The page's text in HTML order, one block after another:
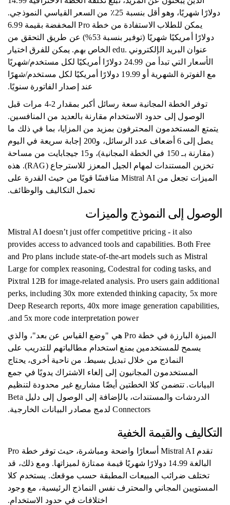
دولارًا شهريًا، وهو أقل بنسبة 25٪ من السعر القياسي النموذجي.
يمكن للطلاب الاستفادة من خطة Pro المخفضة بقيمة 6.99
دولارًا أمريكيًا شهريًا (توفير بنسبة 53%) عن طريق التحقق من
عنوان البريد الإلكتروني .edu الخاص بهم. يمكن للفرق اختيار
الأسعار التي تبدأ من 24.99 دولارًا أمريكيًا لكل مستخدم/شهريًا
مع الفوترة الشهرية أو 19.99 دولارًا أمريكيًا لكل مستخدم/شهرًا
عند إصدار الفاتورة سنويًا.
توفر الخطة المجانية سعة رسائل أكبر بمقدار 2-4 مرات قبل
الوصول إلى حدود الاستخدام مقارنة بالعديد من المنافسين.
يتمتع المستخدمون المحترفون بمزيد من المزايا، بما في ذلك ما
يصل إلى 6 أضعاف عدد الرسائل، و200 إجابة سريعة في اليوم
(مقارنة بـ 150 في الخطة المجانية)، و15 جيجابايت من مساحة
تخزين المستندات لمهام الجيل المعزز للاسترجاع (RAG). هذه
الميزات تجعل من Mistral AI منافسًا قويًا من حيث القدرة على
تحمل التكاليف والوظائف.
الوصول إلى النموذج والميزات
Mistral AI doesn’t just offer competitive pricing - it also
provides access to advanced tools and capabilities. Both Free
and Pro plans include state-of-the-art models such as Mistral
Large for complex reasoning, Codestral for coding tasks, and
Pixtral 12B for image-related analysis. Pro users gain additional
perks, including 30x more extended thinking capacity, 5x more
Deep Research reports, 40x more image generation capabilities,
and 5x more code interpretation power.
الميزة البارزة في خطة Pro هي "وضع القياس عن بعد"، والذي
يسمح للمستخدمين بمنع استخدام مطالباتهم للتدريب على
النماذج من خلال تبديل بسيط. من ناحية أخرى، يحتاج
المستخدمون المجانيون إلى إلغاء الاشتراك يدويًا في جمع
البيانات. تتضمن كلا الخطتين أيضًا مشاريع غير محدودة لتنظيم
الدردشات والمستندات، بالإضافة إلى الوصول إلى دليل Beta
Connectors لدمج مصادر البيانات الخارجية.
التكاليف والقيمة الخفية
تقدم Mistral AI أسعارًا واضحة ومباشرة، حيث توفر خطة Pro
البالغة 14.99 دولارًا شهريًا قيمة ممتازة لميزاتها. ومع ذلك، قد
تختلف ضرائب المبيعات المطبقة حسب موقعك. يستخدم كلا
المستويين المجاني والمحترف نفس النماذج الرئيسية، مع وجود
اختلافات في حدود الاستخدام.